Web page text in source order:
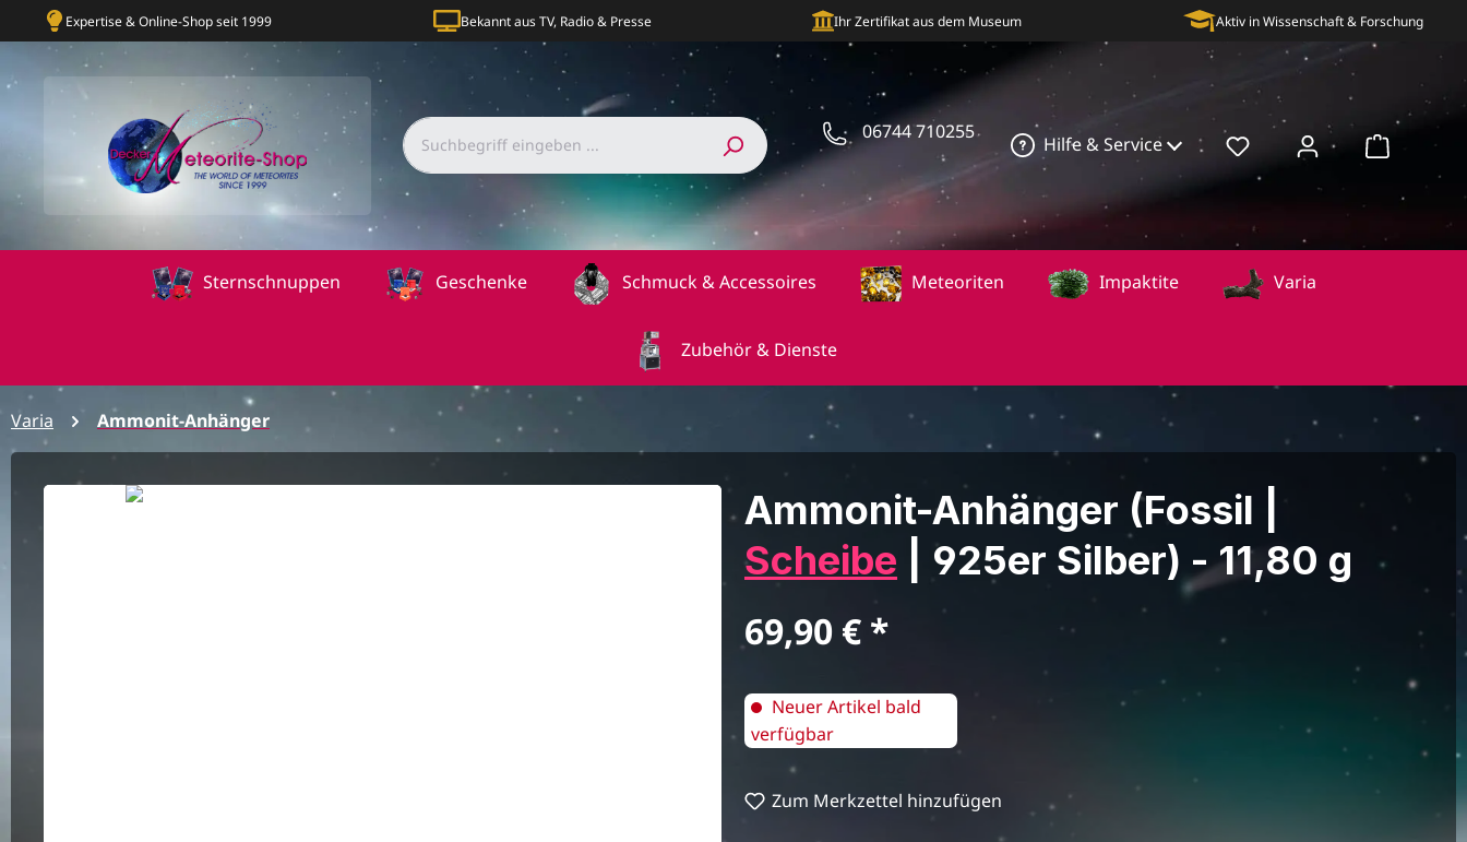
Expertise & Online-Shop seit 1999 Bekannt aus TV, Radio & Presse Ihr Zertifikat aus dem Museum Aktiv in Wissenschaft & Forschung
06744 710255
Hilfe & Service
Sternschnuppen Geschenke Schmuck & Accessoires Meteoriten Impaktite Varia
Zubehör & Dienste
Varia Ammonit-Anhänger
Bildergalerie überspringen
Ammonit-Anhänger (Fossil |
Scheibe | 925er Silber) - 11,80 g
Regulärer Preis:
69,90 €
Neuer Artikel bald
verfügbar
Zum Merkzettel hinzufügen